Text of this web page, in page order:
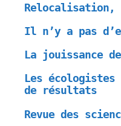
Relocalisation,
Il n’y a pas
La jouissance
Les
de résultats
Revue des